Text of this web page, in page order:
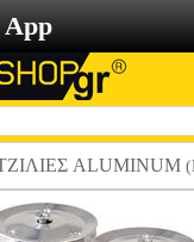
App
ALUMINUM